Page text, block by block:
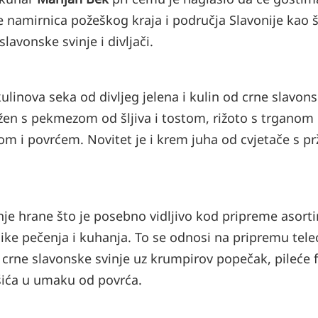
požeškog kraja i područja Slavonije kao
svinje i divljači.
seka od divljeg jelena i kulin od crne
s pekmezom od šljiva i tostom, rižoto s trganom
i povrćem. Novitet je i krem juha od cvjetače s
hrane što je posebno vidljivo kod pripreme
pečenja i kuhanja. To se odnosi na pripremu
slavonske svinje uz krumpirov popečak, pileće
u umaku od povrća.